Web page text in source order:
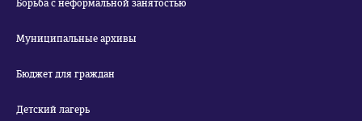
Борьба с неформальной занятостью
Муниципальные архивы
Бюджет для граждан
Детский лагерь